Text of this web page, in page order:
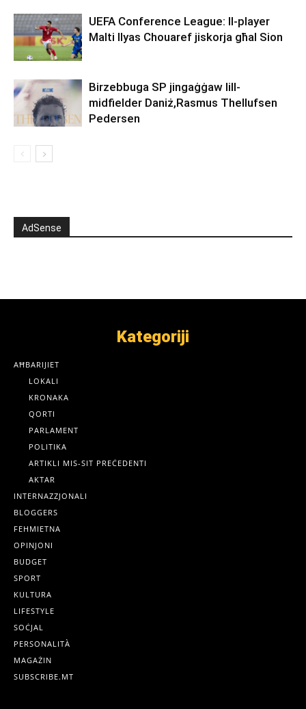
UEFA Conference League: Il-player
Malti Ilyas Chouaref jiskorja għal Sion
Birzebbuga SP jingaġġaw lill-
midfielder Daniż,Rasmus Thellufsen
Pedersen
AdSense
Kategoriji
AĦBARIJIET
LOKALI
KRONAKA
QORTI
PARLAMENT
POLITIKA
ARTIKLI MIS-SIT PREĊEDENTI
AKTAR
INTERNAZZJONALI
BLOGGERS
FEHMIETNA
OPINJONI
BUDGET
SPORT
KULTURA
LIFESTYLE
SOĊJAL
PERSONALITÀ
MAGAŻIN
SUBSCRIBE.MT